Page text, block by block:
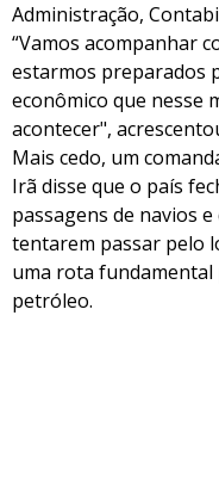
Administração,
“Vamos acompanhar
estarmos preparados
econômico que nesse
acontecer",
Mais cedo, um
Irã disse que o país
passagens de navios
tentarem passar pelo
uma rota
petróleo.